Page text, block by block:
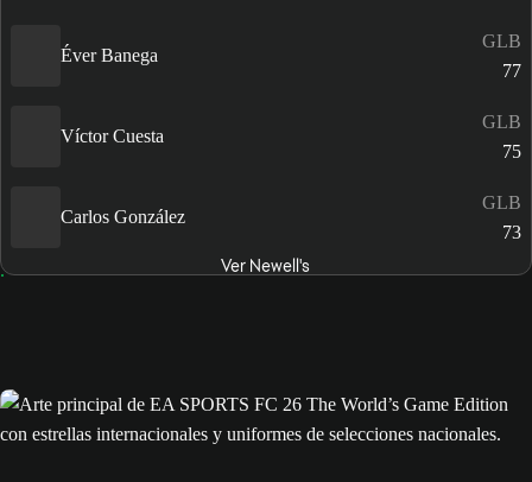
Éver Banega
GLB
77
Víctor Cuesta
GLB
75
Carlos González
GLB
73
Ver Newell's